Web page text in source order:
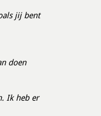
jij bent
doen
Ik heb er